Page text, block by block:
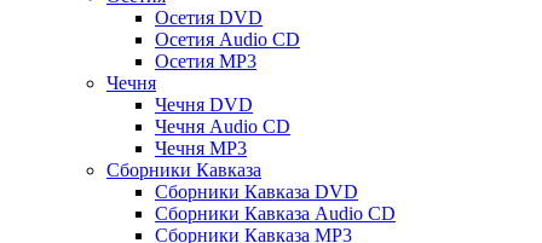
Осетия DVD
Осетия Audio CD
Осетия MP3
Чечня
Чечня DVD
Чечня Audio CD
Чечня MP3
Сборники Кавказа
Сборники Кавказа DVD
Сборники Кавказа Audio CD
Сборники Кавказа MP3